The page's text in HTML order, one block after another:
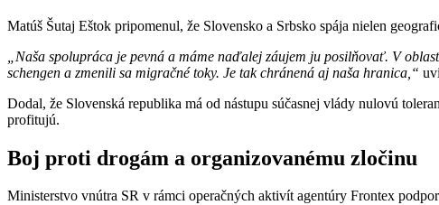
Matúš Šutaj Eštok pripomenul, že Slovensko a Srbsko spája nielen
„Naša spolupráca je pevná a máme naďalej záujem ju posilňovať. V
schengen a zmenili sa migračné toky. Je tak chránená aj naša hranica,“
Dodal, že Slovenská republika má od nástupu súčasnej vlády nulovú
profitujú.
Boj proti drogám a organizovanému zločinu
Ministerstvo vnútra SR v rámci operačných aktivít agentúry Frontex